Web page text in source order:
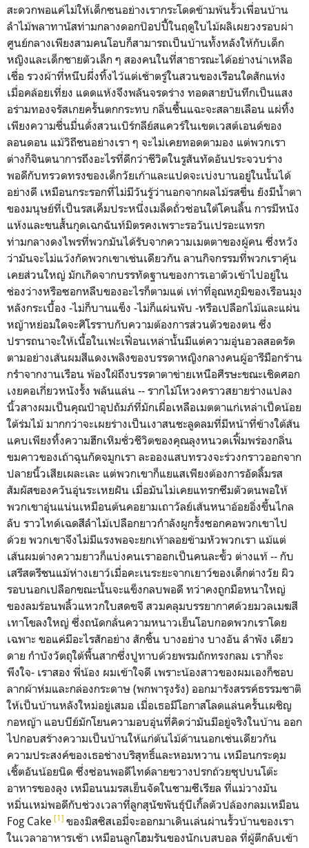
สะดวกพอแค่ไม่ให้เด็กซนอย่างเรากระโดดข้ามพ้นรั้วเพื่อนบ้าน
ลำไม้พลาทานัสท่ามกลางดอกป๊อปปี้ในฤดูใบไม้ผลิเผยวงรอบผ่า
ศูนย์กลางเพียงสามคนโอบก็สามารถเป็นบ้านทั้งหลังให้กับเด็ก
หญิงและเด็กชายตัวเล็ก ๆ สองคนในที่สาธารณะได้อย่างน่าเหลือ
เชื่อ รวงผ้าที่หนีบผึ่งทิ้งไว้แต่เช้าตรู่ในสวนของเรือนใดสักแห่ง
เมื่อคล้อยเที่ยง แดดแห้งจึงพลันจรดร่าง ทอดสายบันทึกเป็นแสง
อร่ามทองจรัสเกยครั้นตกกระทบ กลิ่นชื้นแฉะจะสลายเลือน แผ่ทิ้ง
เพียงความชื่นมื่นดั่งสวนเบิร์กลีย์สแควร์ในเขตเวสต์เอนด์ของ
ลอนดอน แม้วิถีชนอย่างเรา ๆ จะไม่เคยทอดตามอง แต่พวกเรา
ต่างก็จินตนาการถึงอะไรที่ดีกว่าชีวิตในรูสันทัดอันประจวบร่าง
พอดีกับทรวดทรงของเด็กวัยเก้าและแปดจะเบ่งบานอยู่ในนั้นได้
อย่างดี เหมือนกระรอกที่ไม่มีวันรู้ว่านอกจากผลไม้รสขื่น ยังมีน้ำตา
ของมนุษย์ที่เป็นรสเค็มประหนึ่งเมล็ดถั่วซ่อนใต้โคนลิ้น การมีหนัง
แห้งและขนสั้นกุดเฉกฉันท์มิตรคงเพราะรอวันเปรอะแทรก
ท่ามกลางดงไพรที่พวกมันได้รับจากความเมตตาของผู้คน ซึ่งหวัง
ว่ามันจะไม่แว้งกัดพวกเขาเช่นเดียวกัน ลานกิจกรรมที่พวกเราคุ้น
เคยส่วนใหญ่ มักเกิดจากบรรทัดฐานของการเอาตัวเข้าไปอยู่ใน
ช่องว่างหรือซอกหลืบของอะไรก็ตามแต่ เท่าที่อุณหภูมิของเรือนมุง
หลังกระเบื้อง -ไม่ก็บานแข็ง -ไม่ก็แผ่นพับ -หรือเปลือกไม้และแผ่น
หญ้าหย่อมใดจะศิโรราบกับความต้องการส่วนตัวของตน ซึ่ง
ปรารถนาจะให้เนื้อในเฟะเฟื่อนเหล่านั้นมีแต่ความอุ่นอวลสอดรัด
ตามอย่างเส้นผมสีแดงเพลิงของบรรดาหญิงกลางคนผู้อารีมือกร้าน
กรำจากงานเรือน พ้องใฝ่ถึงบรรดาตาข่ายเหนือศีรษะขณะเชิดศอก
เงยคอเกี่ยวหนังรั้ง พลันแล่น -- รากไม้โหวงคราวสยายร่างแปลง
นิ้วสางผมเป็นคุณป้าอุปถัมภ์ที่มักเผื่อเหลือเมตตาแก่เหล่าเป็ดน้อย
ใต้ร่มไม้ มากกว่าจะเผยร่างเป็นเงาสนชะลูดลมที่มีหน้าที่ข้างใต้ส้น
แคบเพียงทิ้งความฮึกเหิมชั่วชีวิตของคุณลุงหนวดเฟิ้มพร่องกลิ่น
ขมคาวของเถ้าฉุนกัดจมูกเรา ละอองแสบทรวงจะร่วงกราวออกจาก
ปลายนิ้วเสียเผละเละ แต่พวกเขาก็แยแสเพียงต้องการอัดลิ้มรส
สัมผัสของควันอุ่นระเหยฝัน เมื่อมันไม่เคยแทรกซึมตัวตนพอให้
พวกเขาอุ่นแน่นเหมือนต้นคอยามเถาวัลย์เส้นหนาอ้อยอิ่งขึ้นไกล
ลับ ราวไทด์เฉดสีลำไม้เปลือกยาวกำลังผูกรั้งซอกคอพวกเขาไป
ด้วย พวกเขาจึงไม่มีแรงพอจะยกเท้าลอยข้ามหัวพวกเรา แม้แต่
เส้นผมต่างความยาวก็แบ่งคนเราออกเป็นคนละขั้ว ต่างแท้ -- กับ
เสรีสตรีชนแม้ห่างเยาว์เมื่อคะเนระยะจากเยาว์ของเด็กต่างวัย ผิว
รอบนอกเปลือกขณะนั้นจะแข็งกลบพอดี ทว่าคงถูกมือหนาใหญ่
ของลมร้อนพลิ้วแหวกใบสดขจี สวมคลุมบรรยากาศด้วยมวลเมฆสี
เทาโขลงใหญ่ ซึ่งถนัดกลั่นความหนาวเย็นโอบกอดพวกเราโดย
เฉพาะ ขอแค่มีอะไรสักอย่าง สักชิ้น บางอย่าง บางอัน ลำพัง เดียว
ดาย กำบังวัตถุใต้พื้นสากซึ่งปูทาบด้วยพรมถักทรงกลม เราก็จะ
พึงใจ- เราสอง พี่น้อง ผมเข้าใจดี เพราะน้องสาวของผมเองก็ชอบ
ลากผ้าห่มและกล่องกระดาษ (พกพารุงรัง) ออกมารังสรรค์ธรรมชาติ
ให้เป็นบ้านหลังใหม่อยู่เสมอ เมื่อเธอมีโอกาสโลดแล่นครั้นเผชิญ
กอหญ้า แอบบีย์มักโยนความอบอุ่นที่คิดว่ามันมีอยู่จริงในบ้าน ออก
ไปกอบสร้างความเป็นบ้านให้แก่ต้นไม้ด้านนอกเช่นเดียวกัน
ความประสงค์ของเธอช่างบริสุทธิ์และหอมหวาน เหมือนกระดุม
เชิ้ตอันน้อยนิด ซึ่งซ่อนพอดีไทด์ลายขวางปรกถ้วยซุปบนโต๊ะ
อาหารของลุง เหมือนนมรสเย็นจัดในชามซีเรียล ที่แม่วางมัน
หมิ่นเหม่พอดีกับช่วงเวลาที่ลูกสุนัขพันธุ์บีเกิ้ลตัวปล้องกลมเหมือน
Fog Cake [1] ของมิสซิสเอมี่จะออกมาเดินเล่นผ่านรั้วบ้านของเรา
ในเวลาอาหารเช้า เหมือนลูกโฮมรันของนักเบสบอล ที่ผู้ตีกลับเข้า